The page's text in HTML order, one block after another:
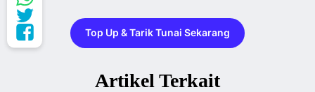
Top Up & Tarik Tunai Sekarang
Artikel Terkait